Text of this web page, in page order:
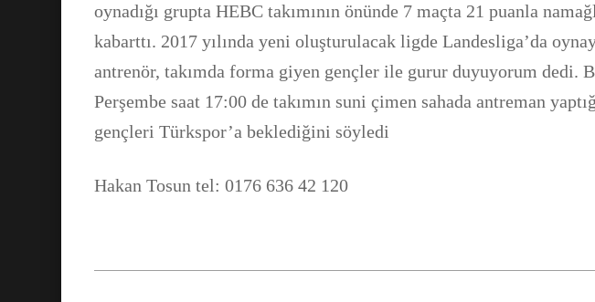
oynadığı grupta HEBC takımının önünde 7 maçta 21 puanla
kabarttı. 2017 yılında yeni oluşturulacak ligde Landesliga’da
antrenör, takımda forma giyen gençler ile gurur duyuyorum dedi.
Perşembe saat 17:00 de takımın suni çimen sahada antreman
gençleri Türkspor’a beklediğini söyledi
Hakan Tosun tel: 0176 636 42 120